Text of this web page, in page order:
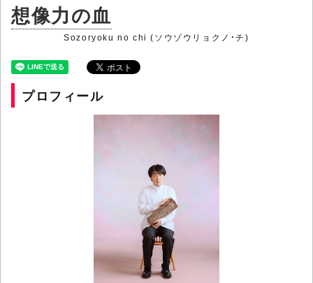
想像力の血
Sozoryoku no chi (ソウゾウリョクノ・チ)
プロフィール